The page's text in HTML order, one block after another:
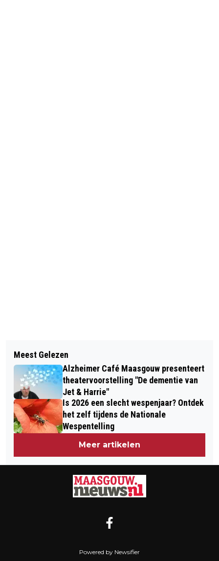
VOGELGRIEP IN REGIO MAASGOUW
KONINKLIJKE HARMONIE THORN
VIERT PLATINA JUBILEUM
Meest Gelezen
Alzheimer Café Maasgouw presenteert
theatervoorstelling "De dementie van
Jet & Harrie"
Is 2026 een slecht wespenjaar? Ontdek
het zelf tijdens de Nationale
Wespentelling
Meer artikelen
Powered by Newsifier